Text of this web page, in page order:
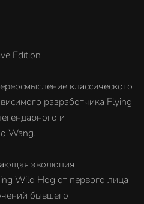
Edition
классического
разработчика Flying
и
Wang.
эволюция
Wild Hog от первого лица
бывшего